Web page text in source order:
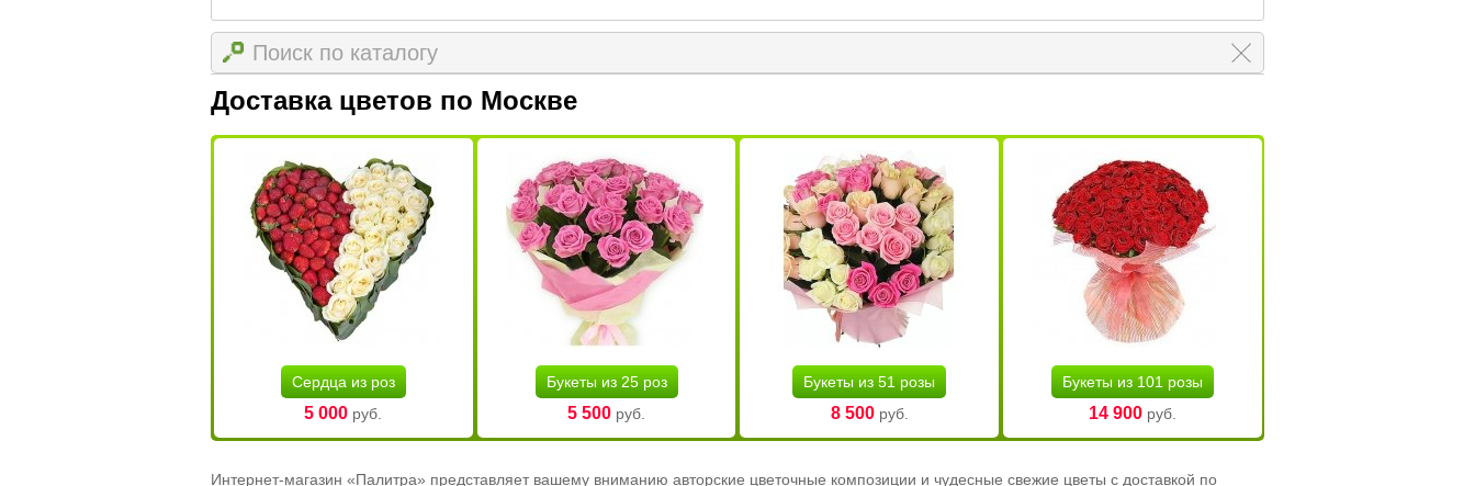
Доставка цветов по Москве
Сердца из роз
5 000 руб.
Букеты из 25 роз
5 500 руб.
Букеты из 51 розы
8 500руб.
Букеты из 101 розы
14 900руб.
Интернет-магазин «Палитра» представляет вашему вниманию авторские цветочные композиции и чудесные свежие цветы с доставкой по